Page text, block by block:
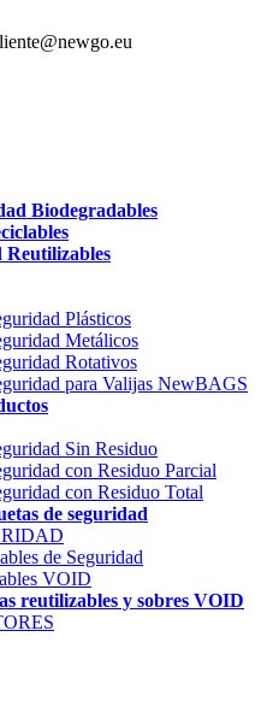
Biodegradables
Reutilizables
Plásticos
Metálicos
Rotativos
para Valijas NewBAGS
Sin Residuo
con Residuo Parcial
con Residuo Total
de seguridad
de Seguridad
VOID
reutilizables y sobres VOID